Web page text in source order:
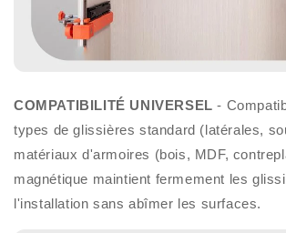
COMPATIBILITÉ UNIVERSEL -
types de glissières standard (latérales,
matériaux d'armoires (bois, MDF,
magnétique maintient fermement les
l'installation sans abîmer les surfaces.